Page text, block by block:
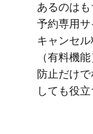
あるのは​
予約専用サ
キャンセ
（有料機
防止だけ
しても​​役立